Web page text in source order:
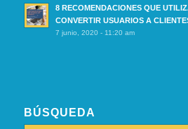
8 RECOMENDACIONES QUE
CONVERTIR USUARIOS A
7 junio, 2020 - 11:20 am
BÚSQUEDA